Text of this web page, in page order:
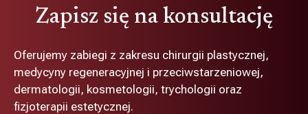
Zapisz się na konsultację
Oferujemy zabiegi z zakresu chirurgii plastycznej,
medycyny regeneracyjnej i przeciwstarzeniowej,
dermatologii, kosmetologii, trychologii oraz
fizjoterapii estetycznej.